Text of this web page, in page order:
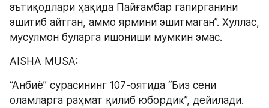
эътиқодлари ҳақида Пайғамбар гапирганини
эшитиб айтган, аммо ярмини эшитмаган”. Хуллас,
мусулмон буларга ишониши мумкин эмас.
AISHA MUSA:
“Анбиё” сурасининг 107-оятида “Биз сени
оламларга раҳмат қилиб юбордик”, дейилади.